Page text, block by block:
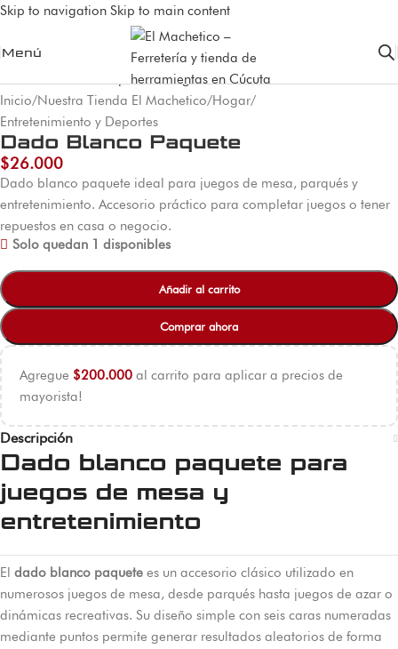
Skip to navigation Skip to main content
Menú
Inicio/Nuestra Tienda El Machetico/Hogar/
Entretenimiento y Deportes
Dado Blanco Paquete
$26.000
Dado blanco paquete ideal para juegos de mesa, parqués y
entretenimiento. Accesorio práctico para completar juegos o tener
repuestos en casa o negocio.
Solo quedan 1 disponibles
Añadir al carrito
Comprar ahora
Agregue $200.000 al carrito para aplicar a precios de
mayorista!
Descripción
Dado blanco paquete para
juegos de mesa y
entretenimiento
El dado blanco paquete es un accesorio clásico utilizado en
numerosos juegos de mesa, desde parqués hasta juegos de azar o
dinámicas recreativas. Su diseño simple con seis caras numeradas
mediante puntos permite generar resultados aleatorios de forma